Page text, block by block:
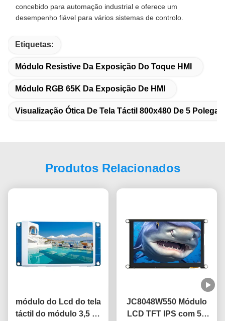
concebido para automação industrial e oferece um
desempenho fiável para vários sistemas de controlo.
Etiquetas:
Módulo Resistive Da Exposição Do Toque HMI
Módulo RGB 65K Da Exposição De HMI
Visualização Ótica De Tela Táctil 800x480 De 5
Produtos Relacionados
módulo do Lcd do tela
táctil do módulo 3,5 de
JC8048W550 Módulo
LCD TFT IPS com 5V